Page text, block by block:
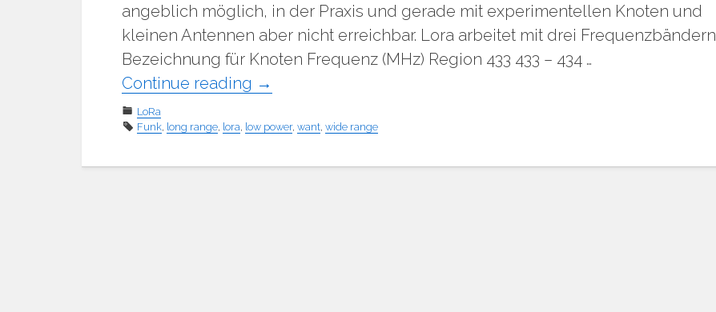
angeblich möglich, in der Praxis und gerade mit experimentellen Knoten und
kleinen Antennen aber nicht erreichbar. Lora arbeitet mit drei Frequenzbändern
Bezeichnung für Knoten Frequenz (MHz) Region 433 433 – 434 …
Continue reading "LoRa"
→
LoRa
Funk long range lora low power, want wide range